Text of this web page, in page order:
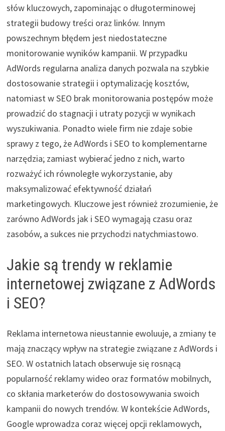
słów kluczowych, zapominając o długoterminowej
strategii budowy treści oraz linków. Innym
powszechnym błędem jest niedostateczne
monitorowanie wyników kampanii. W przypadku
AdWords regularna analiza danych pozwala na szybkie
dostosowanie strategii i optymalizację kosztów,
natomiast w SEO brak monitorowania postępów może
prowadzić do stagnacji i utraty pozycji w wynikach
wyszukiwania. Ponadto wiele firm nie zdaje sobie
sprawy z tego, że AdWords i SEO to komplementarne
narzędzia; zamiast wybierać jedno z nich, warto
rozważyć ich równoległe wykorzystanie, aby
maksymalizować efektywność działań
marketingowych. Kluczowe jest również zrozumienie, że
zarówno AdWords jak i SEO wymagają czasu oraz
zasobów, a sukces nie przychodzi natychmiastowo.
Jakie są trendy w reklamie
internetowej związane z AdWords
i SEO?
Reklama internetowa nieustannie ewoluuje, a zmiany te
mają znaczący wpływ na strategie związane z AdWords i
SEO. W ostatnich latach obserwuje się rosnącą
popularność reklamy wideo oraz formatów mobilnych,
co skłania marketerów do dostosowywania swoich
kampanii do nowych trendów. W kontekście AdWords,
Google wprowadza coraz więcej opcji reklamowych,